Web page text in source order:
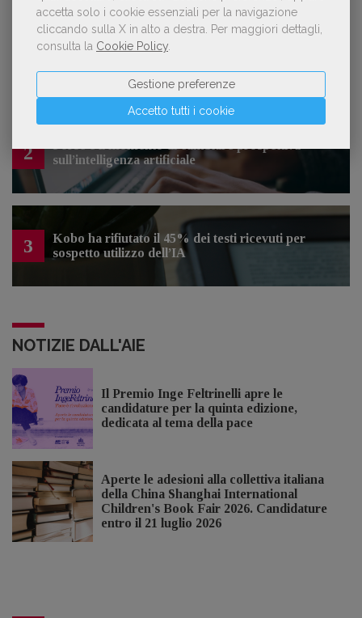
accetta solo i cookie essenziali per la navigazione
cliccando sulla X in alto a destra.
Per maggiori dettagli,
consulta la Cookie Policy
Accetto tutti i cookie
Gestione preferenze
Con Nolan l’Odissea torna al cinema e cresce in
2
sull’intelligenza artificiale
3
Kobo ha rifiutato il 45% dei testi ricevuti per
sospetto utilizzo dell’IA
NOTIZIE DALL'AIE
Il Premio Inge Feltrinelli apre le
candidature per la quinta edizione,
dedicata al tema della pace
Aperte le adesioni alla collettiva italiana
della China Shanghai International
Children's Book Fair 2026. Candidature
entro il 21 luglio 2026